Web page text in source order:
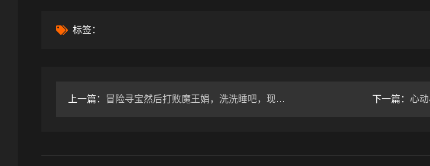
标签：
上一篇： 冒险寻宝然后打败魔王娟，洗洗睡吧，现在是战士的时代了 下一篇： 心